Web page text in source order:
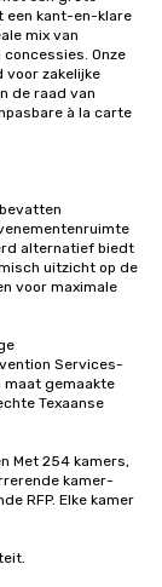
een kant-en-klare
mix van
Onze
zakelijke
de raad van
à la carte
alternatief biedt
uitzicht op de
voor maximale
Services-
maat gemaakte
Texaanse
Met 254 kamers,
kamer-
RFP. Elke kamer